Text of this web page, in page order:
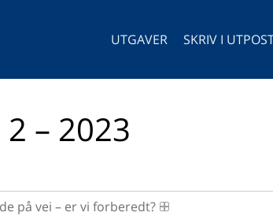
UTGAVER SKRIV I
– 2023
på vei – er vi forberedt?